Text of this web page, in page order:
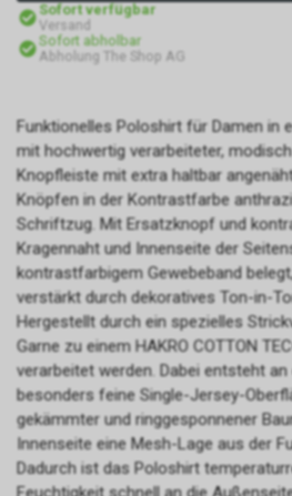
Sofort verfügbar
Versand
Sofort abholbar
Abholung The Shop AG
Funktionelles Poloshirt für Damen in
mit hochwertig verarbeiteter,
Knopfleiste mit extra haltbar
Knöpfen in der Kontrastfarbe
Schriftzug. Mit Ersatzknopf und
Kragennaht und Innenseite der
kontrastfarbigem Gewebeband
verstärkt durch dekoratives Ton-in-
Hergestellt durch ein spezielles
Garne zu einem HAKRO COTTON
verarbeitet werden. Dabei entsteht
besonders feine Single-Jersey-
gekämmter und ringgesponnener
Innenseite eine Mesh-Lage aus der
Dadurch ist das Poloshirt